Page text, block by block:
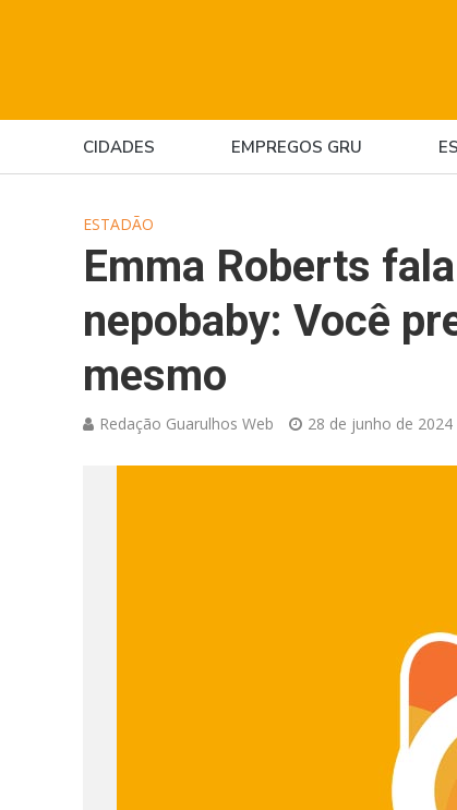
CIDADES EMPREGOS GRU
ESTADÃO
Emma Roberts
nepobaby: Você
mesmo
Redação Guarulhos Web 28 de junho de 2024